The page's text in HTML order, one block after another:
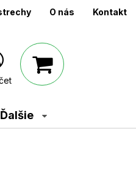
O nás Kontakt
Ďalšie